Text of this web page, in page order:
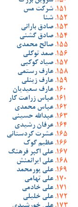
شرکت مس
شنا
صادق بارانی
صادق گشنی
صالح محمدی
صمد توکلی
صیاد کوکبی
عارف رستمی
عارف زینلی
عارف سعیدیان
عباس زراعت کار
عباس محمدی
عبدالله حسینی
عرفان رشیدی
عشرت کردستانی
عظیم گوک
علی اکبر فرهنگ
علی ایرانمنش
علی پورمحمد
علی تهامی
علی خادمی
علی خلیلی